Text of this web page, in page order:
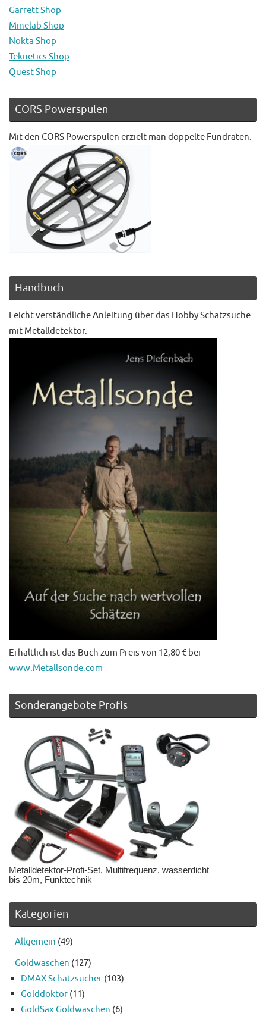
Garrett Shop
Minelab Shop
Nokta Shop
Teknetics Shop
Quest Shop
CORS Powerspulen
Mit den CORS Powerspulen erzielt man doppelte Fundraten.
Handbuch
Leicht verständliche Anleitung über das Hobby Schatzsuche
mit Metalldetektor.
Erhältlich ist das Buch zum Preis von 12,80 € bei
www.Metallsonde.com
Sonderangebote Profis
Metalldetektor-Profi-Set, Multifrequenz, wasserdicht
bis 20m, Funktechnik
Kategorien
Allgemein (49)
Goldwaschen (127)
DMAX Schatzsucher (103)
Golddoktor (11)
GoldSax Goldwaschen (6)